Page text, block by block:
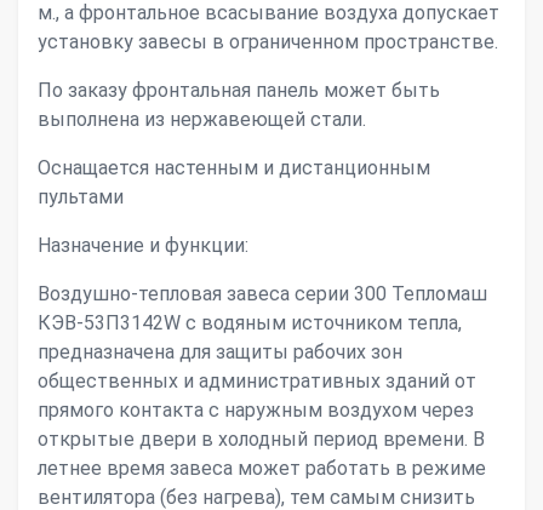
м., а фронтальное всасывание воздуха допускает
установку завесы в ограниченном пространстве.
По заказу фронтальная панель может быть
выполнена из нержавеющей стали.
Оснащается настенным и дистанционным
пультами
Назначение и функции:
Воздушно-тепловая завеса серии 300 Тепломаш
КЭВ-53П3142W с водяным источником тепла,
предназначена для защиты рабочих зон
общественных и административных зданий от
прямого контакта с наружным воздухом через
открытые двери в холодный период времени. В
летнее время завеса может работать в режиме
вентилятора (без нагрева), тем самым снизить